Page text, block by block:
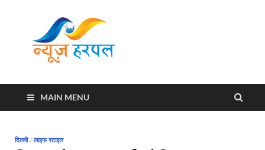
MAIN MENU
दिल्ली/ लाइफ स्टाइल